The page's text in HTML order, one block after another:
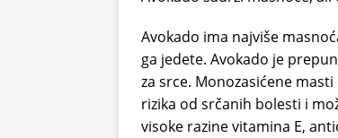
Avokado ima najviše
ga jedete. Avokado je
za srce. Monozasićene
rizika od srčanih bolesti i
visoke razine vitamina E,